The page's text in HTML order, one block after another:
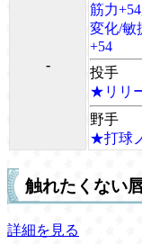
-
筋力
変化/敏
+54
投手
★リリ
野手
★打球
触れたくない
詳細を見る